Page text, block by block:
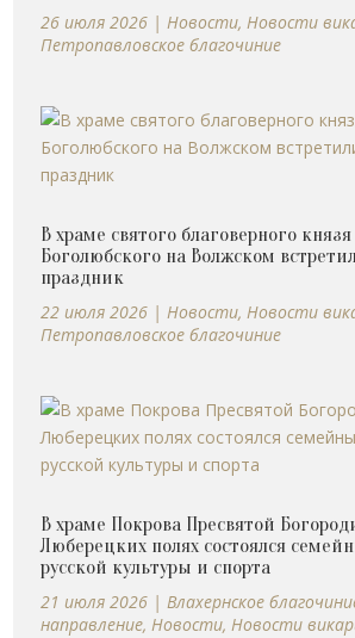
26 июля 2026 | Новости, Новости
Петропавловское благочиние
В храме святого благоверного
Боголюбского на Волжском
праздник
22 июля 2026 | Новости, Новости
Петропавловское благочиние
В храме Покрова Пресвятой
Люберецких полях состоялся
русской культуры и спорта
21 июля 2026 | Влахернское
направление, Новости, Новости